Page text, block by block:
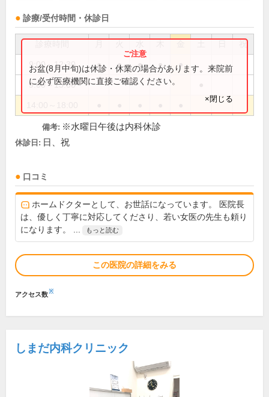
診療/受付時間・休診日
祝
9:00～12:30 ● ● ● ● ●
9:00～13:00
お盆(8月中旬)は休診・休業の場合があります。来院前
に必ず医療機関に直接ご確認ください。
×閉じる
備考: ※水曜日午後は内科休診
休診日: 日、祝
口コミ
ホームドクターとして、お世話になっています。 医院長
は、優しく丁寧に対応してくださり、若い女医の先生も頼り
になります。 ...
もっと読む
この医院の詳細をみる
アクセス数※
しまだ内科クリニック